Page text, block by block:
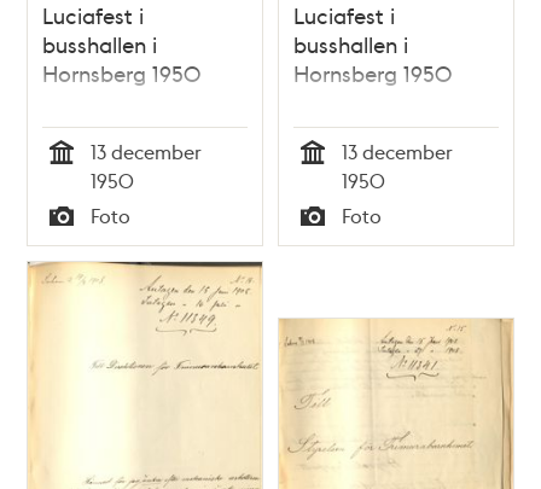
Luciafest i
busshallen i
Hornsberg 1950
13 december
1950
Typ
Foto
Luciafest i
busshallen i
Hornsberg 1950
13 december
1950
Typ
Foto